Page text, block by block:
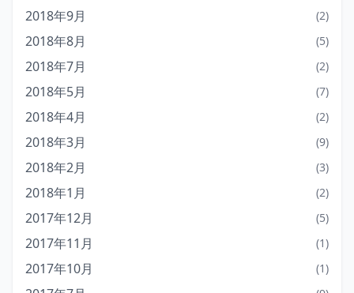
2018年9月 (2)
2018年8月 (5)
2018年7月 (2)
2018年5月 (7)
2018年4月 (2)
2018年3月 (9)
2018年2月 (3)
2018年1月 (2)
2017年12月 (5)
2017年11月 (1)
2017年10月 (1)